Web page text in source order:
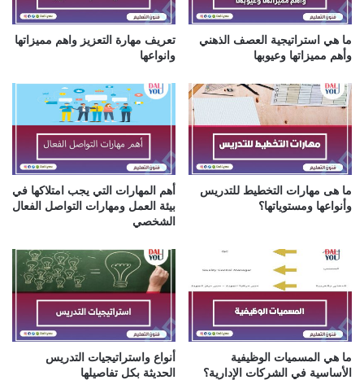
ت
و
ي
ما هي استراتيجية العصف الذهني
وأهم مميزاتها وعيوبها
تعريف مهارة التعزيز واهم مميزاتها
وانواعها
ما هى مهارات التخطيط للتدريس
وأنواعها ومستوياتها؟
أهم المهارات التي يجب امتلاكها في
بيئة العمل ومهارات التواصل الفعال
الشخصي
ما هي المسميات الوظيفية
الأساسية في الشركات الإدارية؟
أنواع واستراتيجيات التدريس
الحديثة بكل تفاصيلها